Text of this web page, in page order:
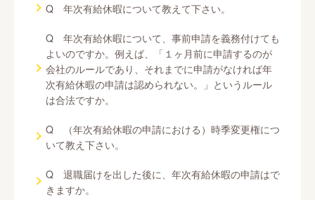
Q 年次有給休暇について教えて下さい。
Q 年次有給休暇について、事前申請を義務付けても
よいのですか。例えば、「１ヶ月前に申請するのが
会社のルールであり、それまでに申請がなければ年
次有給休暇の申請は認められない。」というルール
は合法ですか。
Q （年次有給休暇の申請における）時季変更権につ
いて教え下さい。
Q 退職届けを出した後に、年次有給休暇の申請はで
きますか。